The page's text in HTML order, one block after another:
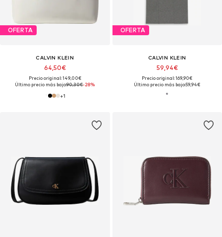
OFERTA
CALVIN KLEIN
64,50€
Precio original: 149,00€
Último precio más bajo:90,30€-28%
+1
OFERTA
CALVIN KLEIN
59,94€
Precio original: 169,90€
Último precio más bajo:59,94€